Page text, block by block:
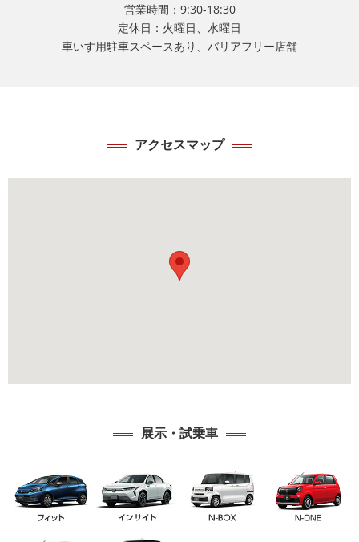
営業時間：9:30-18:30
定休日：火曜日、水曜日
車いす用駐車スペースあり、バリアフリー店舗
アクセスマップ
展示・試乗車